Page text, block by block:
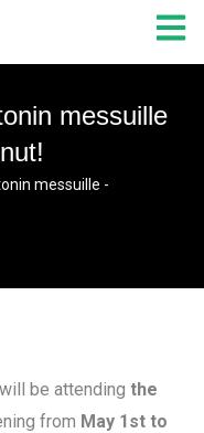
messuille
messuille -
be attending the
from May 1st to